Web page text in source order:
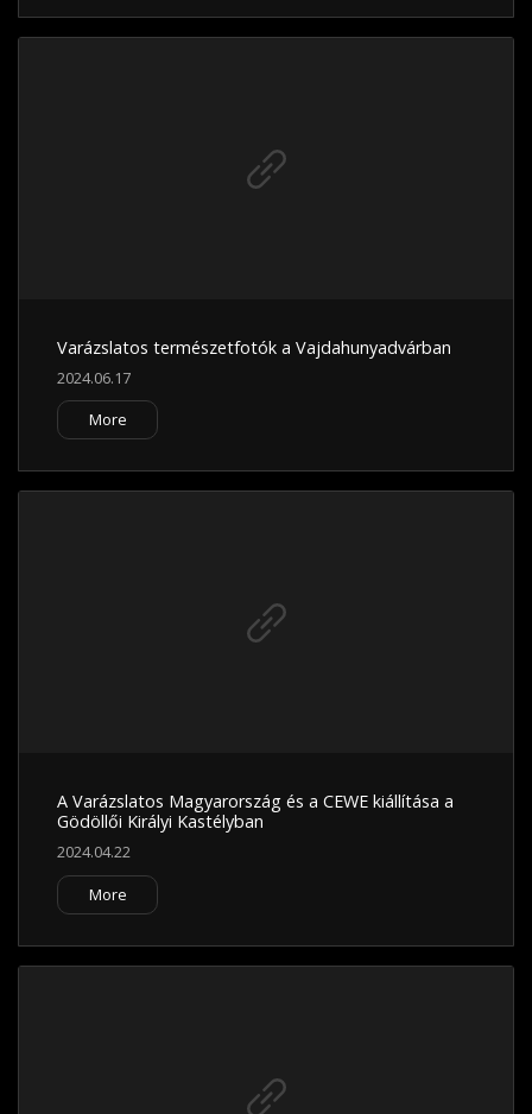
Varázslatos természetfotók a Vajdahunyadvárban
2024.06.17
More
A Varázslatos Magyarország és a CEWE kiállítása a
Gödöllői Királyi Kastélyban
2024.04.22
More